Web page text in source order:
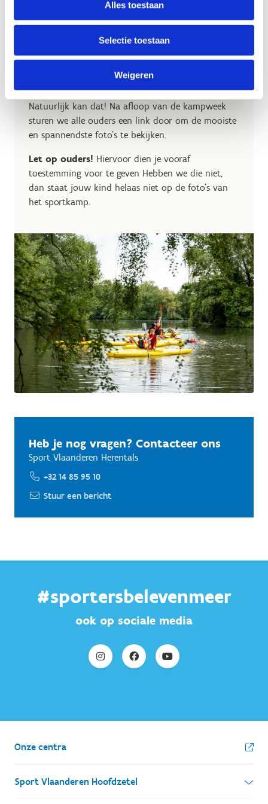
Alles toestaan
Selectie toestaan
Weigeren
Stuur nu al een digitaal berichtje
Foto's van jouw sportkamp?
Natuurlijk kan dat! Na afloop van de kampweek
sturen we alle ouders een link door om de mooiste
en spannendste foto’s te bekijken.
Let op ouders! Hiervoor dien je vooraf
toestemming voor te geven Hebben we die niet,
dan staat jouw kind helaas niet op de foto's van
het sportkamp.
Heb je nog vragen? Contacteer ons
Sport Vlaanderen Herentals
+32 14 85 95 10
Stuur een bericht
#sportersbelevenmeer
ook op sociale media
Onze centra
Sport Vlaanderen Hoofdzetel